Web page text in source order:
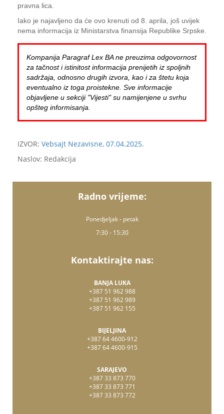
pravna lica.
Iako je najavljeno da će ovo krenuti od 8. aprila, još uvijek
nema informacija iz Ministarstva finansija Republike Srpske.
Kompanija Paragraf Lex BA ne preuzima odgovornost
za tačnost i istinitost informacija prenijetih iz spoljnih
sadržaja, odnosno drugih izvora, kao i za štetu koja
eventualno iz toga proistekne. Sve informacije
objavljene u sekciji "Vijesti" su namijenjene u svrhu
opšteg informisanja.
IZVOR: Vebsajt Nezavisne, 07.04.2025.
Naslov: Redakcija
Radno vrijeme:
Ponedjeljak - petak
7:30 - 15:30
Kontaktirajte nas:
BANJA LUKA
+387 51 962 988
+387 51 962 989
+387 51 962 155
BIJELJINA
+387 64 4600-912
+387 64 4600-915
SARAJEVO
+387 33 873 770
+387 33 873 771
+387 33 873 772